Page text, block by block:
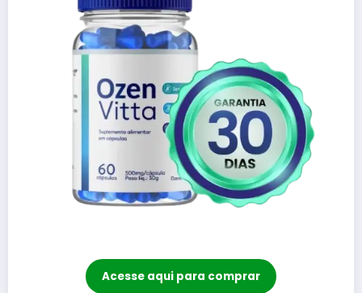
Acesse aqui para comprar